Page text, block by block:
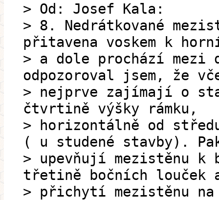
> Od: Josef Kala:
> 8. Nedrátkované
přitavena voskem k
> a dole prochází mezi
odpozoroval jsem, že
> nejprve zajímají o
čtvrtině výšky rámku,
> horizontálně od
( u studené stavby).
> upevňují mezistěnu k
třetině bočních louček
> přichytí mezistěnu